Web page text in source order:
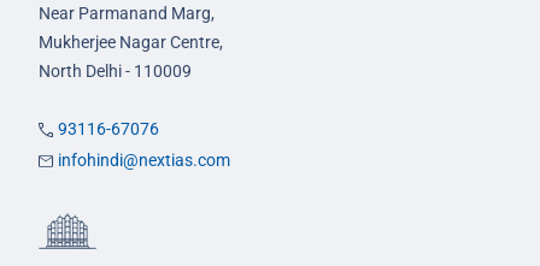
Near Parmanand Marg,
Mukherjee Nagar Centre,
North Delhi - 110009
93116-67076
infohindi@nextias.com